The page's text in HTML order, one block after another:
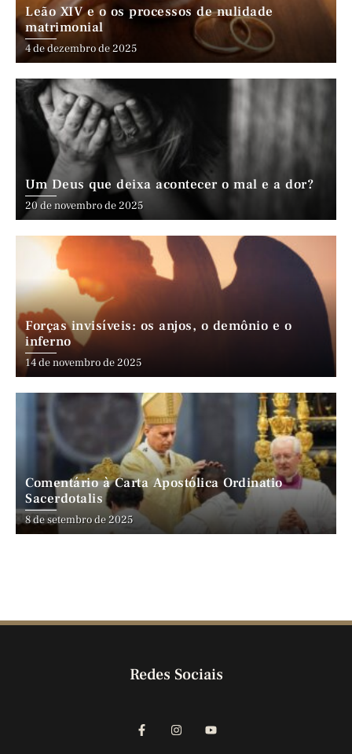
Leão XIV e o os processos de nulidade
matrimonial
4 de dezembro de 2025
Um Deus que deixa acontecer o mal e a dor?
20 de novembro de 2025
Forças invisíveis: os anjos, o demônio e o
inferno
14 de novembro de 2025
Comentário à Carta Apostólica Ordinatio
Sacerdotalis
8 de setembro de 2025
Redes Sociais